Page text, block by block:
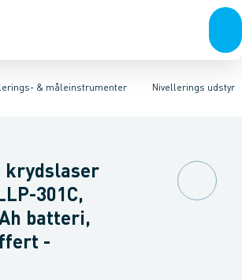
& måleinstrumenter
HåndværktøjRørværktøj Bits & toppe Bor
Nivellerings udstyr
Måle instrumenter
Roterende laserTreben Landmåler stokke
krydslaser
301C,
batteri,
-